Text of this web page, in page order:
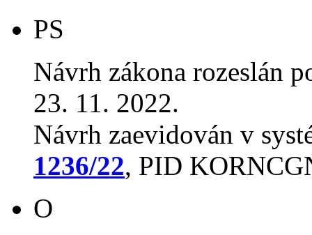
PS
Návrh zákona rozeslán
23. 11. 2022.
Návrh zaevidován v
1236/22, PID
O